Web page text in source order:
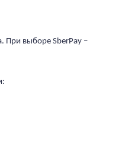
При выборе SberPay –